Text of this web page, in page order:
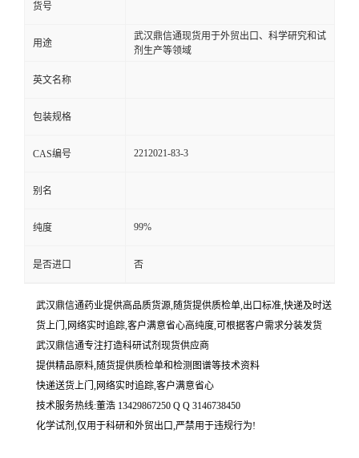
货号
用途
武汉鼎信通现货用于外贸出口、科学研究和试
剂生产等领域
英文名称
包装规格
CAS编号 2212021-83-3
别名
纯度 99%
是否进口 否
武汉鼎信通药业提供高品质货源,随货提供质检单,出口标准,快递及时送
货上门,网络实时追踪,客户满意省心高纯度,可根据客户需求分装发货
武汉鼎信通专注打造科研试剂现货供应商
提供精品原料,随货提供质检单和检测图谱等技术资料
快递送货上门,网络实时追踪,客户满意省心
技术服务热线:董浩 13429867250 Q Q 3146738450
化学试剂,仅用于科研和外贸出口,严禁用于违规行为!